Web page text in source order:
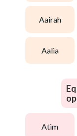
aairah
aalia
atim